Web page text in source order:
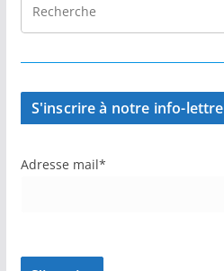
S'inscrire à notre info-lettre
Adresse mail*